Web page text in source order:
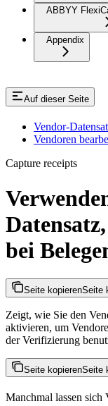
ABBYY
Appendix
Auf dieser Seite
Vendor-
Vendoren
Capture receipts
bei
Seite kopierenSeite
Zeigt, wie Sie den
aktivieren, um
der Verifizierung
Seite kopierenSeite
Manchmal lassen sich